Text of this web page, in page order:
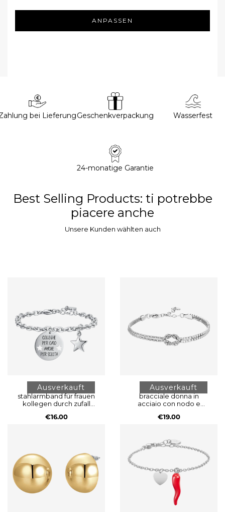
ANPASSEN
bei LieferungGeschenkverpackung Wasserfest
24-monatige Garantie
Best Selling Products: ti potrebbe
piacere anche
Unsere Kunden wählten auch
Ausverkauft
stahlarmband für frauen
kollegen durch zufall
€16.00
Ausverkauft
bracciale donna in
acciaio con nodo e
€19.00